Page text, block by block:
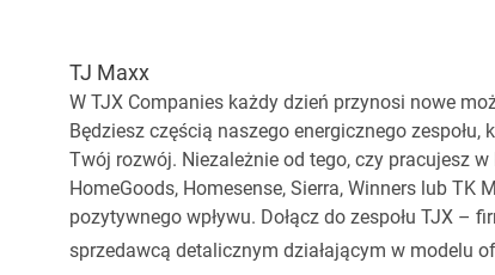
TJ Maxx
W TJX Companies każdy dzień przynosi nowe
Będziesz częścią naszego energicznego
Twój rozwój. Niezależnie od tego, czy pracujesz
HomeGoods, Homesense, Sierra, Winners lub
pozytywnego wpływu. Dołącz do zespołu TJX –
sprzedawcą detalicznym działającym w modelu